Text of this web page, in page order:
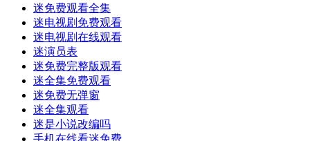
迷免费观看全集
迷电视剧免费观看
迷电视剧在线观看
迷演员表
迷免费完整版观看
迷全集免费观看
迷免费无弹窗
迷全集观看
迷是小说改编吗
手机在线看迷免费